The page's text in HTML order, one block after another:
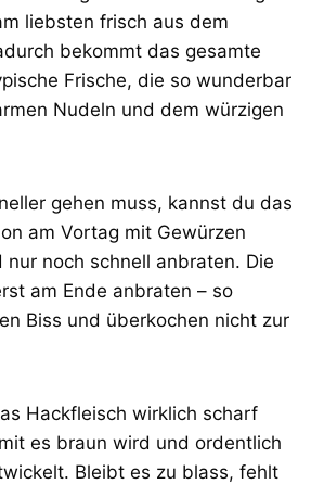
liebsten frisch aus dem
bekommt das gesamte
Frische, die so wunderbar
Nudeln und dem würzigen
gehen muss, kannst du das
am Vortag mit Gewürzen
noch schnell anbraten. Die
am Ende anbraten – so
Biss und überkochen nicht zur
Hackfleisch wirklich scharf
es braun wird und ordentlich
Bleibt es zu blass, fehlt